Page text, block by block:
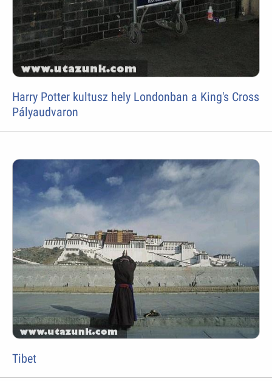
Harry Potter kultusz hely Londonban a King's Cross
Pályaudvaron
Tibet